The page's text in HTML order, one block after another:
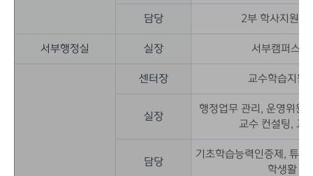
담당 2부 학사지원,
서부행정실 실장 서부캠퍼스
센터장 교수학습지원
실장
행정업무 관리, 운영위원
교수 컨설팅, 교
담당
기초학습능력인증제, 튜
학생활 만